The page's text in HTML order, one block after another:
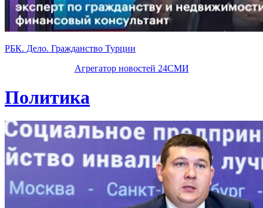
РБК. Дело. Гражданство Турции
Агрегатор новостей 24СМИ
Политика